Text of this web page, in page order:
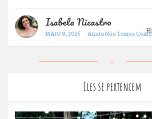
Isabela Nicastro
MAIO 8, 2025 Ainda Não Temos
Eles se pertencem